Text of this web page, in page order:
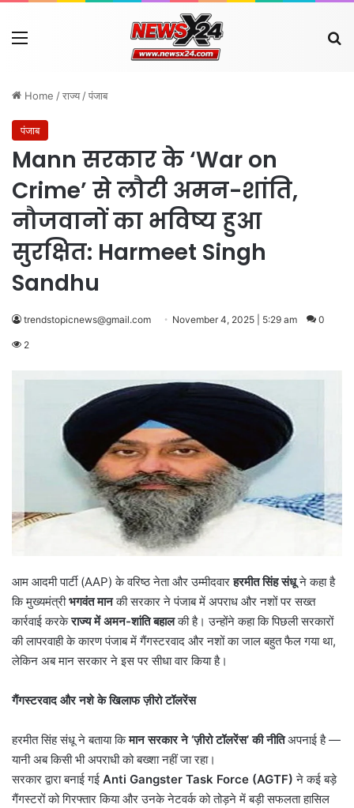
Menu
Home /राज्य /पंजाब
पंजाब
Mann सरकार के ‘War on
Crime’ से लौटी अमन-शांति,
नौजवानों का भविष्य हुआ
सुरक्षित: Harmeet Singh
Sandhu
trendstopicnews@gmail.com November 4, 2025 | 5:29 am 0
2
आम आदमी पार्टी (AAP) के वरिष्ठ नेता और उम्मीदवारहरमीत सिंह संधूने कहा है
कि मुख्यमंत्रीभगवंत मानकी सरकार ने पंजाब में अपराध और नशों पर सख्त
कार्रवाई करकेराज्य में अमन-शांति बहालकी है। उन्होंने कहा कि पिछली सरकारों
की लापरवाही के कारण पंजाब में गैंगस्टरवाद और नशों का जाल बहुत फैल गया था,
लेकिन अब मान सरकार ने इस पर सीधा वार किया है।
गैंगस्टरवाद और नशे के खिलाफ ज़ीरो टॉलरेंस
हरमीत सिंह संधू ने बताया किमान सरकार ने‘ज़ीरो टॉलरेंस’की नीतिअपनाई है —
यानी अब किसी भी अपराधी को बख्शा नहीं जा रहा।
सरकार द्वारा बनाई गई Anti Gangster Task Force (AGTF) ने कई बड़े
गैंगस्टरों को गिरफ्तार किया और उनके नेटवर्क को तोड़ने में बड़ी सफलता हासिल